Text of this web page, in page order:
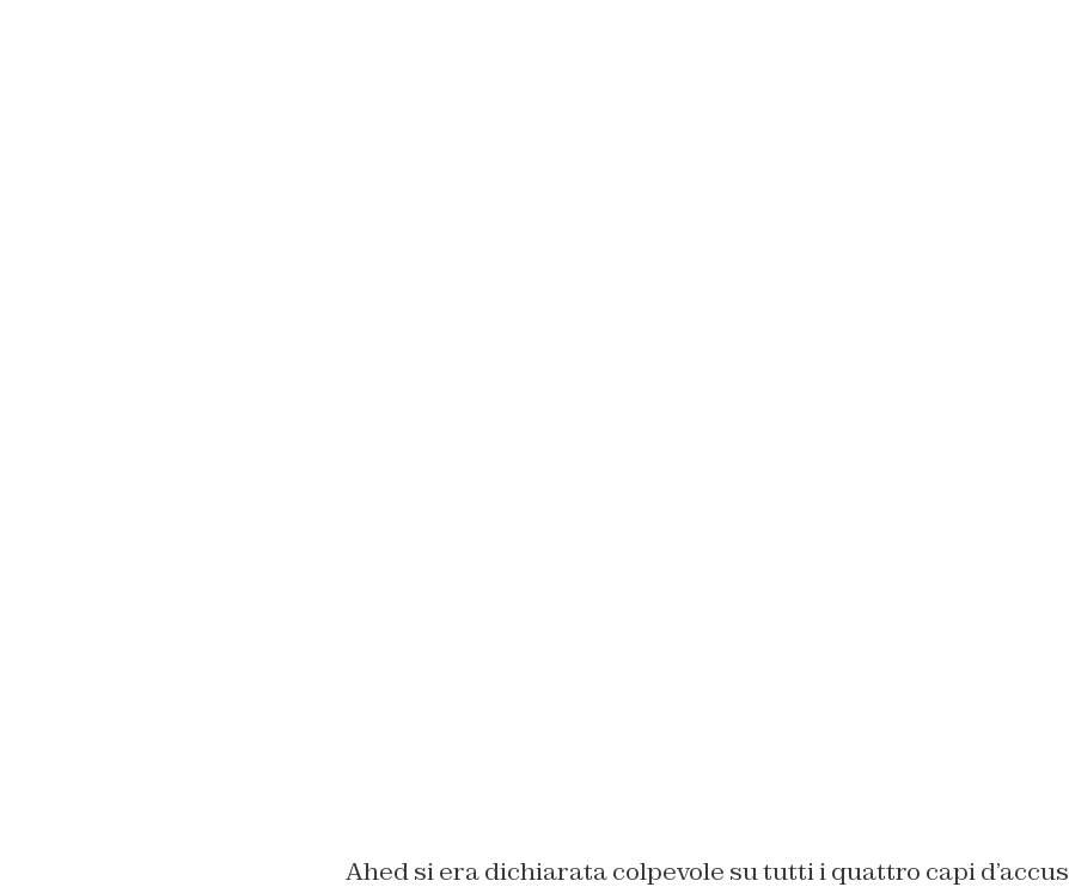
Ahed si era dichiarata colpevole su tutti i quattro capi